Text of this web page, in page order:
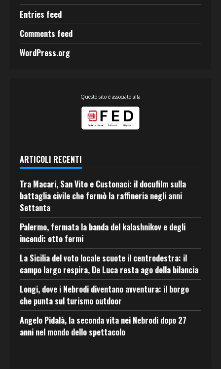
Entries feed
Comments feed
WordPress.org
Questo sito è associato alla
ARTICOLI RECENTI
Tra Macari, San Vito e Custonaci: il docufilm sulla
battaglia civile che fermò la raffineria negli anni
Settanta
Palermo, fermata la banda del kalashnikov e degli
incendi: otto fermi
La Sicilia del voto locale scuote il centrodestra: il
campo largo respira, De Luca resta ago della bilancia
Longi, dove i Nebrodi diventano avventura: il borgo
che punta sul turismo outdoor
Angelo Pidalà, la seconda vita nei Nebrodi dopo 27
anni nel mondo dello spettacolo